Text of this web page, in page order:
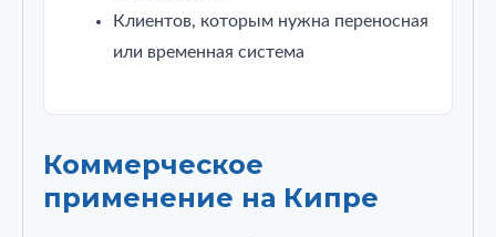
Клиентов, которым нужна переносная
или временная система
Коммерческое
применение на Кипре